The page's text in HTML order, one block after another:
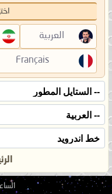
العربية
Français